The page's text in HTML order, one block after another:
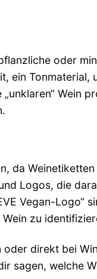
oder
ein Tonmaterial,
Wein
da
Logos, die
Vegan-Logo“
zu
direkt bei
sagen, welche